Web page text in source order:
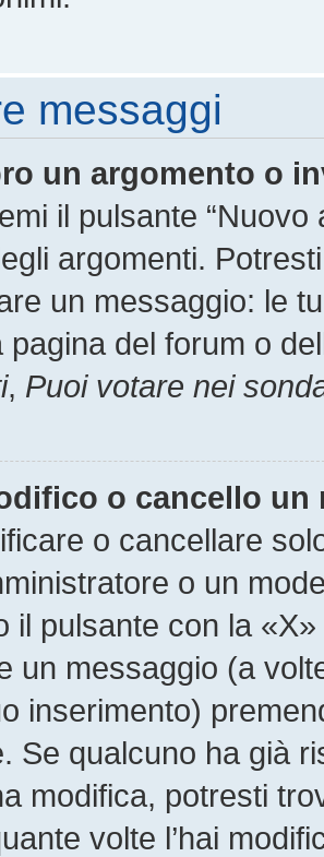
messaggi
un argomento o
il pulsante
argomenti.
un messaggio: le
pagina del forum o
, Puoi votare nei
o cancello un
o cancellare
o un
il pulsante con la
un messaggio (a
inserimento)
Se qualcuno ha già
modifica, potresti
volte l’hai